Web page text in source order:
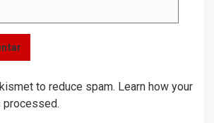
to reduce spam. Learn how your
processed.